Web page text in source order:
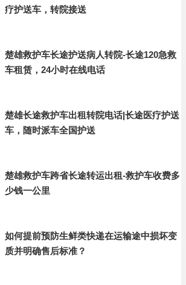
疗护送车，转院接送
楚雄救护车长途护送病人转院-长途120急救
车租赁，24小时在线电话
楚雄长途救护车出租转院电话|长途医疗护送
车，随时派车全国护送
楚雄救护车跨省长途转运出租-救护车收费多
少钱一公里
如何提前预防生鲜类快递在运输途中损坏变
质并明确售后标准？